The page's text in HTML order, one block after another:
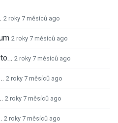
2 roky 7 měsíců ago
2 roky 7 měsíců ago
2 roky 7 měsíců ago
2 roky 7 měsíců ago
2 roky 7 měsíců ago
2 roky 7 měsíců ago